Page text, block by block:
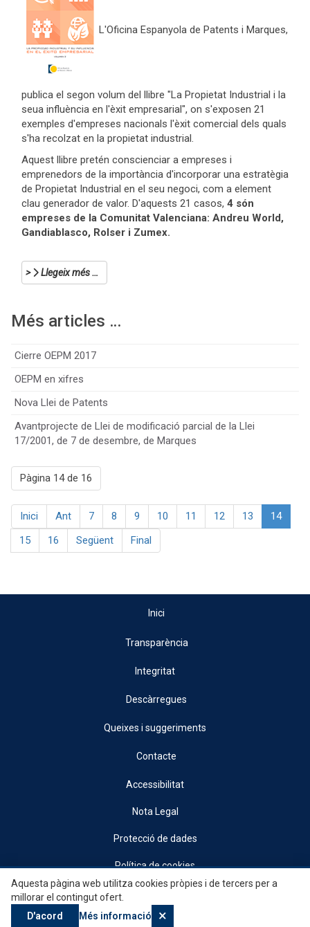
L'Oficina Espanyola de Patents i Marques,
publica el segon volum del llibre "La Propietat Industrial i la
seua influència en l'èxit empresarial", on s'exposen 21
exemples d'empreses nacionals l'èxit comercial dels quals
s'ha recolzat en la propietat industrial.
Aquest llibre pretén conscienciar a empreses i
emprenedors de la importància d'incorporar una estratègia
de Propietat Industrial en el seu negoci, com a element
clau generador de valor. D'aquests 21 casos, 4 són
empreses de la Comunitat Valenciana: Andreu World,
Gandiablasco, Rolser i Zumex.
Llegeix més …
Més articles …
Cierre OEPM 2017
OEPM en xifres
Nova Llei de Patents
Avantprojecte de Llei de modificació parcial de la Llei
17/2001, de 7 de desembre, de Marques
Pàgina 14 de 16
Inici Ant 7 8 9 10 11 12 13
14
15
16 Següent Final
Inici
Transparència
Integritat
Descàrregues
Queixes i suggeriments
Contacte
Accessibilitat
Nota Legal
Protecció de dades
Política de cookies
© 2026, Generalitat • Conselleria d’Indústria, Turisme, Innovació i Comerç •
Institut Valencià de Competitivitat Empresarial
Aquesta pàgina web utilitza cookies pròpies i de tercers per a
millorar el contingut ofert.
D'acord
Més informació ×